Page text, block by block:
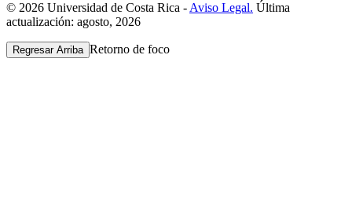
© 2026 Universidad de Costa Rica - Aviso Legal. Última
actualización: agosto, 2026
Regresar Arriba Retorno de foco